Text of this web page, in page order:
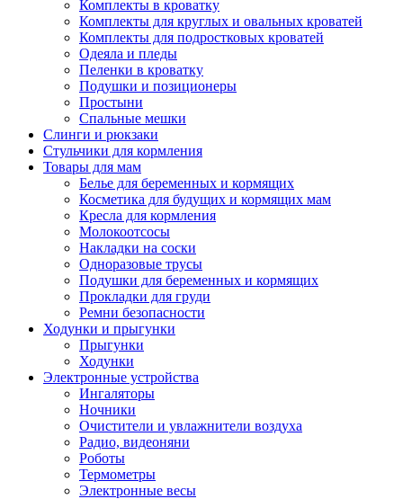
Комплекты в кроватку
Комплекты для круглых и овальных кроватей
Комплекты для подростковых кроватей
Одеяла и пледы
Пеленки в кроватку
Подушки и позиционеры
Простыни
Спальные мешки
Слинги и рюкзаки
Стульчики для кормления
Товары для мам
Белье для беременных и кормящих
Косметика для будущих и кормящих мам
Кресла для кормления
Молокоотсосы
Накладки на соски
Одноразовые трусы
Подушки для беременных и кормящих
Прокладки для груди
Ремни безопасности
Ходунки и прыгунки
Прыгунки
Ходунки
Электронные устройства
Ингаляторы
Ночники
Очистители и увлажнители воздуха
Радио, видеоняни
Роботы
Термометры
Электронные весы